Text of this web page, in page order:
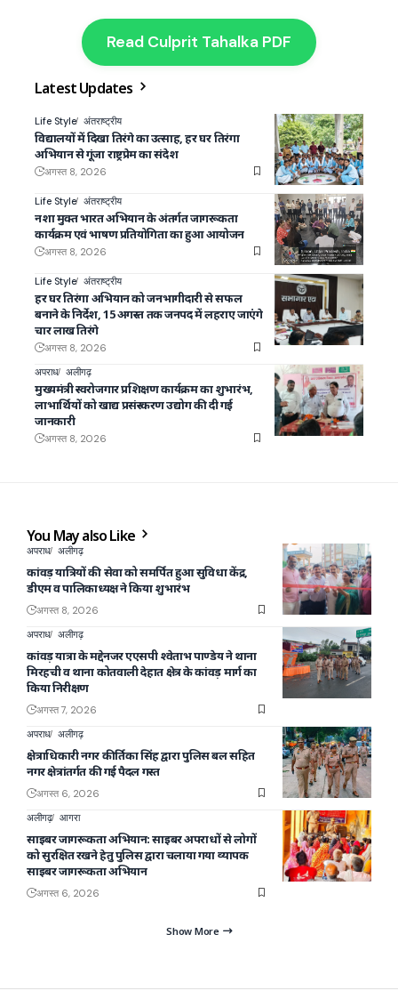
Read Culprit Tahalka PDF
Latest Updates
Life Style अंतराष्ट्रीय
विद्यालयों में दिखा तिरंगे का उत्साह, हर घर तिरंगा
अभियान से गूंजा राष्ट्रप्रेम का संदेश
अगस्त 8, 2026
Life Style अंतराष्ट्रीय
नशा मुक्त भारत अभियान के अंतर्गत जागरूकता
कार्यक्रम एवं भाषण प्रतियोगिता का हुआ आयोजन
अगस्त 8, 2026
Life Style अंतराष्ट्रीय
हर घर तिरंगा अभियान को जनभागीदारी से सफल
बनाने के निर्देश, 15 अगस्त तक जनपद में लहराए जाएंगे
चार लाख तिरंगे
अगस्त 8, 2026
अपराध अलीगढ़
मुख्यमंत्री स्वरोजगार प्रशिक्षण कार्यक्रम का शुभारंभ,
लाभार्थियों को खाद्य प्रसंस्करण उद्योग की दी गई
जानकारी
अगस्त 8, 2026
You May also Like
अपराध अलीगढ़
कांवड़ यात्रियों की सेवा को समर्पित हुआ सुविधा केंद्र,
डीएम व पालिकाध्यक्ष ने किया शुभारंभ
अगस्त 8, 2026
अपराध अलीगढ़
कांवड़ यात्रा के मद्देनजर एएसपी श्वेताभ पाण्डेय ने थाना
मिरहची व थाना कोतवाली देहात क्षेत्र के कांवड़ मार्ग का
किया निरीक्षण
अगस्त 7, 2026
अपराध अलीगढ़
क्षेत्राधिकारी नगर कीर्तिका सिंह द्वारा पुलिस बल सहित
नगर क्षेत्रांतर्गत की गई पैदल गस्त
अगस्त 6, 2026
अलीगढ़ आगरा
साइबर जागरूकता अभियान: साइबर अपराधों से लोगों
को सुरक्षित रखने हेतु पुलिस द्वारा चलाया गया व्यापक
साइबर जागरूकता अभियान
अगस्त 6, 2026
Show More